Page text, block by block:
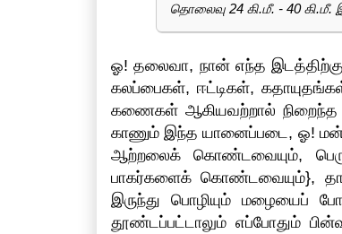
தொலைவு 24 கி.மீ. - 40 கி.மீ.
ஓ! தலைவா, நான் எந்த
கலப்பைகள், ஈட்டிகள்,
கணைகள் ஆகியவற்றால் நிறைந்த
காணும் இந்த யானைப்படை, ஓ!
ஆற்றலைக் கொண்டவையும்,
பாகர்களைக் கொண்டவையும்},
இருந்து பொழியும் மழையைப்
தூண்டப்பட்டாலும் எப்போதும்